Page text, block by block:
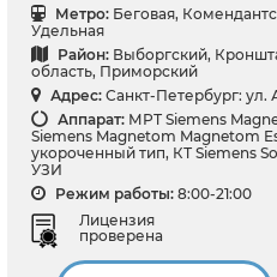
Метро: Беговая,
Удельная
Район: Выборгский,
область, Приморский
Адрес: Санкт-Петербург: ул.
Аппарат: МРТ Siemens
Siemens Magnetom Magnetom
укороченный тип, КТ Siemens
УЗИ
Режим работы: 8:00-21:00
Лицензия
проверена